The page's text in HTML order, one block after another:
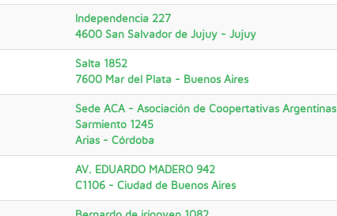
Independencia 227
4600 San Salvador de Jujuy - Jujuy
Salta 1852
7600 Mar del Plata - Buenos Aires
Sede ACA - Asociación de Coopertativas Argentinas
Sarmiento 1245
Arias - Córdoba
AV. EDUARDO MADERO 942
C1106 - Ciudad de Buenos Aires